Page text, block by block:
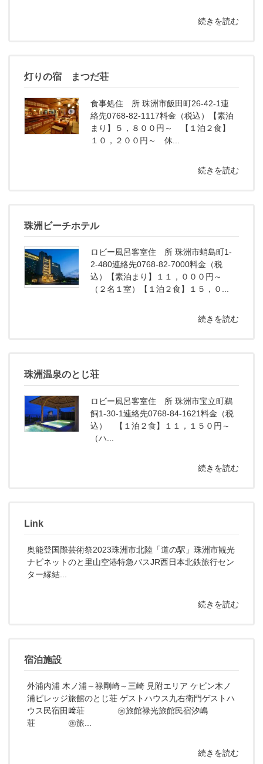
続きを読む
灯りの宿 まつだ荘
食事処住 所 珠洲市飯田町26-42-1連
絡先0768-82-1117料金（税込）【素泊
まり】５，８００円～ 【１泊２食】
１０，２００円～ 休...
続きを読む
珠洲ビーチホテル
ロビー風呂客室住 所 珠洲市蛸島町1-
2-480連絡先0768-82-7000料金（税
込）【素泊まり】１１，０００円～
（２名１室）【１泊２食】１５，０...
続きを読む
珠洲温泉のとじ荘
ロビー風呂客室住 所 珠洲市宝立町鵜
飼1-30-1連絡先0768-84-1621料金（税
込） 【１泊２食】１１，１５０円～
（ハ...
続きを読む
Link
奥能登国際芸術祭2023珠洲市北陸「道の駅」珠洲市観光
ナビネットのと里山空港特急バスJR西日本北鉄旅行セン
ター縁結...
続きを読む
宿泊施設
外浦内浦 木ノ浦～禄剛崎～三崎 見附エリア ケビン木ノ
浦ビレッジ旅館のとじ荘 ゲストハウス九右衛門ゲストハ
ウス民宿田﨑荘 ㊡旅館禄光旅館民宿汐嶋
荘 ㊡旅...
続きを読む